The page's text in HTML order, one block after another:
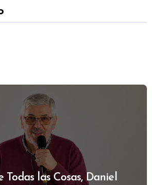
Todas las Cosas, Daniel